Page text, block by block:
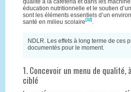
éducation nutritionnelle et le soutien
sont les éléments essentiels d’un
santé en milieu scolaire [12] .
NDLR. Les effets à long terme de ces
documentés pour le moment.
1. Concevoir un menu de qualité,
ciblé